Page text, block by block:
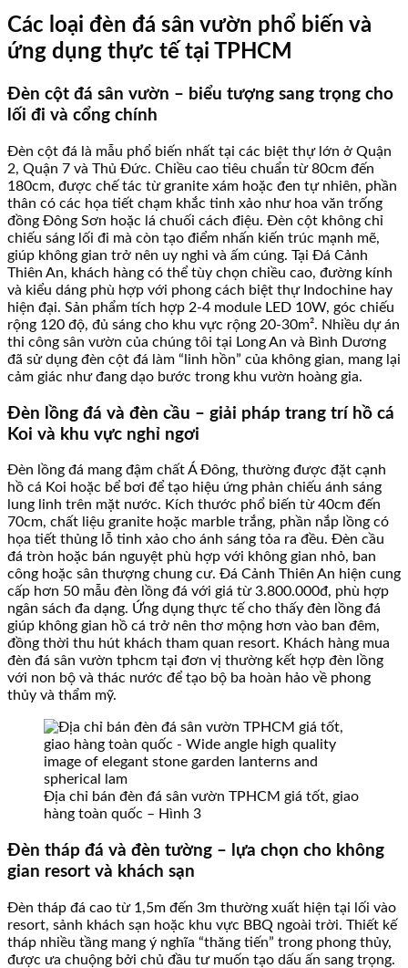
Các loại đèn đá sân vườn phổ biến và
ứng dụng thực tế tại TPHCM
Đèn cột đá sân vườn – biểu tượng sang trọng cho
lối đi và cổng chính
Đèn cột đá là mẫu phổ biến nhất tại các biệt thự lớn ở Quận
2, Quận 7 và Thủ Đức. Chiều cao tiêu chuẩn từ 80cm đến
180cm, được chế tác từ granite xám hoặc đen tự nhiên, phần
thân có các họa tiết chạm khắc tinh xảo như hoa văn trống
đồng Đông Sơn hoặc lá chuối cách điệu. Đèn cột không chỉ
chiếu sáng lối đi mà còn tạo điểm nhấn kiến trúc mạnh mẽ,
giúp không gian trở nên uy nghi và ấm cúng. Tại Đá Cảnh
Thiên An, khách hàng có thể tùy chọn chiều cao, đường kính
và kiểu dáng phù hợp với phong cách biệt thự Indochine hay
hiện đại. Sản phẩm tích hợp 2-4 module LED 10W, góc chiếu
rộng 120 độ, đủ sáng cho khu vực rộng 20-30m². Nhiều dự án
thi công sân vườn của chúng tôi tại Long An và Bình Dương
đã sử dụng đèn cột đá làm “linh hồn” của không gian, mang lại
cảm giác như đang dạo bước trong khu vườn hoàng gia.
Đèn lồng đá và đèn cầu – giải pháp trang trí hồ cá
Koi và khu vực nghỉ ngơi
Đèn lồng đá mang đậm chất Á Đông, thường được đặt cạnh
hồ cá Koi hoặc bể bơi để tạo hiệu ứng phản chiếu ánh sáng
lung linh trên mặt nước. Kích thước phổ biến từ 40cm đến
70cm, chất liệu granite hoặc marble trắng, phần nắp lồng có
họa tiết thủng lỗ tinh xảo cho ánh sáng tỏa ra đều. Đèn cầu
đá tròn hoặc bán nguyệt phù hợp với không gian nhỏ, ban
công hoặc sân thượng chung cư. Đá Cảnh Thiên An hiện cung
cấp hơn 50 mẫu đèn lồng đá với giá từ 3.800.000đ, phù hợp
ngân sách đa dạng. Ứng dụng thực tế cho thấy đèn lồng đá
giúp không gian hồ cá trở nên thơ mộng hơn vào ban đêm,
đồng thời thu hút khách tham quan resort. Khách hàng mua
đèn đá sân vườn tphcm tại đơn vị thường kết hợp đèn lồng
với non bộ và thác nước để tạo bộ ba hoàn hảo về phong
thủy và thẩm mỹ.
Địa chỉ bán đèn đá sân vườn TPHCM giá tốt, giao
hàng toàn quốc – Hình 3
Đèn tháp đá và đèn tường – lựa chọn cho không
gian resort và khách sạn
Đèn tháp đá cao từ 1,5m đến 3m thường xuất hiện tại lối vào
resort, sảnh khách sạn hoặc khu vực BBQ ngoài trời. Thiết kế
tháp nhiều tầng mang ý nghĩa “thăng tiến” trong phong thủy,
được ưa chuộng bởi chủ đầu tư muốn tạo dấu ấn sang trọng.